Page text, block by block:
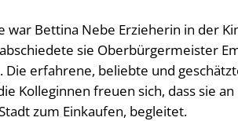
war Bettina Nebe Erzieherin in der
sie Oberbürgermeister
erfahrene, beliebte und
Kolleginnen freuen sich, dass sie
zum Einkaufen, begleitet.